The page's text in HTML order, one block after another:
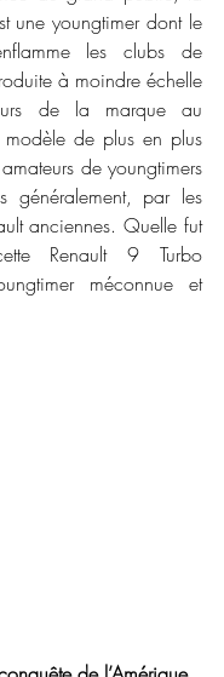
une youngtimer dont le
les clubs de
à moindre échelle
de la marque au
modèle de plus en plus
de youngtimers
généralement, par les
anciennes. Quelle fut
Renault 9 Turbo
méconnue et